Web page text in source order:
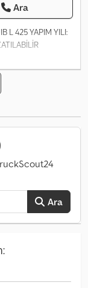
Ara
L 425 YAPIM YILI:
YÜKSEK
Dcsdpsxqd R Eefx
İLE
Ara